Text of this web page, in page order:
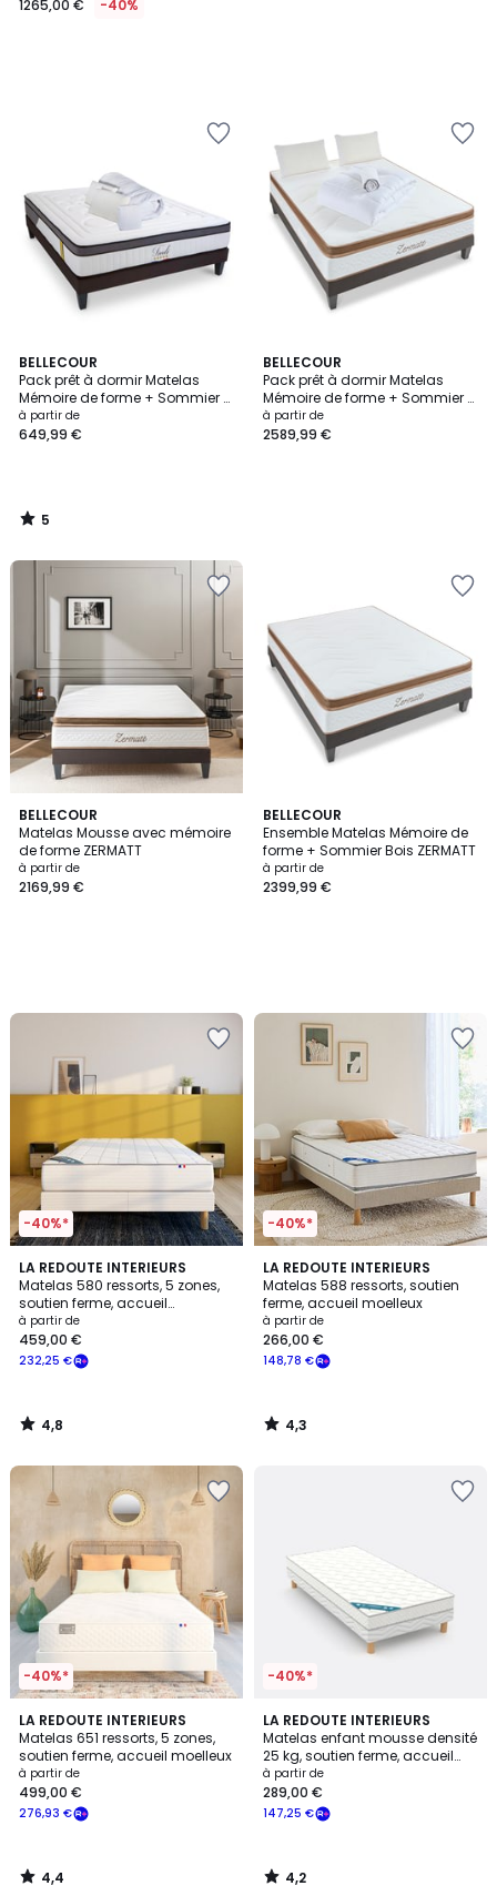
1265,00 € -40%
BELLECOUR
Pack prêt à dormir Matelas
Mémoire de forme + Sommier +
Accessoires TIVOLI
à partir de
649,99 €
5
/
5
5
/
BELLECOUR
Pack prêt à dormir Matelas
Mémoire de forme + Sommier +
Accessoires ZERMATT
à partir de
2589,99 €
BELLECOUR
Matelas Mousse avec mémoire
de forme ZERMATT
à partir de
2169,99 €
BELLECOUR
Ensemble Matelas Mémoire de
forme + Sommier Bois ZERMATT
à partir de
2399,99 €
-40%*
LA REDOUTE INTERIEURS
Matelas 580 ressorts, 5 zones,
soutien ferme, accueil
enveloppant
à partir de
232,25 €
459,00 €
4,8
/ 5
4,8
/
-40%*
LA REDOUTE INTERIEURS
Matelas 588 ressorts, soutien
ferme, accueil moelleux
à partir de
148,78 €
266,00 €
4,3
/ 5
4,3
/
-40%*
LA REDOUTE INTERIEURS
Matelas 651 ressorts, 5 zones,
soutien ferme, accueil moelleux
à partir de
276,93 €
499,00 €
4,4
/ 5
4,4
-40%*
LA REDOUTE INTERIEURS
Matelas enfant mousse densité
25 kg, soutien ferme, accueil
moelleux
à partir de
147,25 €
289,00 €
4,2
/ 5
4,2